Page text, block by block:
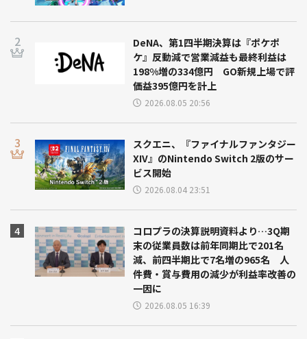
DeNA、第1四半期決算は『ポケポ
ケ』反動減で営業減益も最終利益は
198%増の334億円 GO新規上場で評
価益395億円を計上
2026.08.05 20:56
スクエニ、『ファイナルファンタジー
XIV』のNintendo Switch 2版のサー
ビス開始
2026.08.04 23:51
コロプラの決算説明資料より…3Q期
末の従業員数は前年同期比で201名
減、前四半期比で7名増の965名 人
件費・賞与費用の減少が利益率改善の
一因に
2026.08.05 16:39